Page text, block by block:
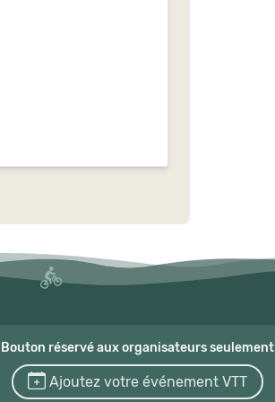
Bouton réservé aux organisateurs seulement
Ajoutez votre événement VTT